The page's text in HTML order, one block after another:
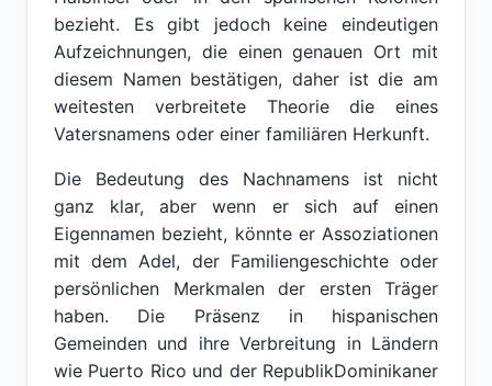
bezieht. Es gibt jedoch keine eindeutigen
Aufzeichnungen, die einen genauen Ort mit
diesem Namen bestätigen, daher ist die am
weitesten verbreitete Theorie die eines
Vatersnamens oder einer familiären Herkunft.
Die Bedeutung des Nachnamens ist nicht
ganz klar, aber wenn er sich auf einen
Eigennamen bezieht, könnte er Assoziationen
mit dem Adel, der Familiengeschichte oder
persönlichen Merkmalen der ersten Träger
haben. Die Präsenz in hispanischen
Gemeinden und ihre Verbreitung in Ländern
wie Puerto Rico und der RepublikDominikaner